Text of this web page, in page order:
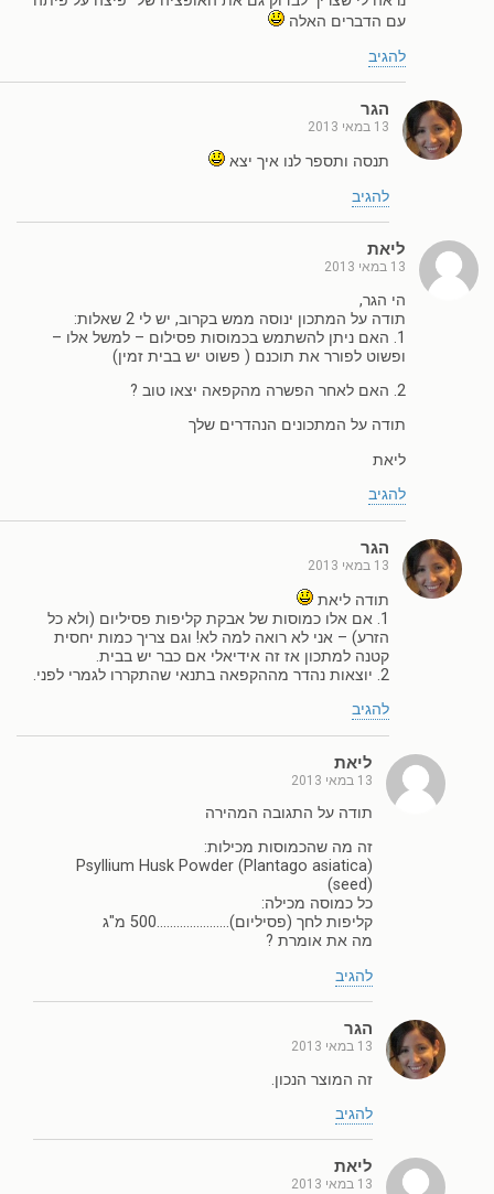
עם הדברים האלה
להגיב
הגר
13 במאי 2013
תנסה ותספר לנו איך יצא
להגיב
ליאת
13 במאי 2013
הי הגר,
תודה על המתכון ינוסה ממש בקרוב, יש לי 2 שאלות:
1. האם ניתן להשתמש בכמוסות פסילום – למשל אלו –
ופשוט לפורר את תוכנם ( פשוט יש בבית זמין)
2. האם לאחר הפשרה מהקפאה יצאו טוב ?
תודה על המתכונים הנהדרים שלך
ליאת
להגיב
הגר
13 במאי 2013
תודה ליאת
1. אם אלו כמוסות של אבקת קליפות פסיליום (ולא כל
הזרע) – אני לא רואה למה לא! וגם צריך כמות יחסית
קטנה למתכון אז זה אידיאלי אם כבר יש בבית.
2. יוצאות נהדר מההקפאה בתנאי שהתקררו לגמרי לפני.
להגיב
ליאת
13 במאי 2013
תודה על התגובה המהירה
זה מה שהכמוסות מכילות:
Psyllium Husk Powder (Plantago asiatica)
(seed)
כל כמוסה מכילה:
קליפות לחך (פסיליום)………………….500 מ"ג
מה את אומרת ?
להגיב
הגר
13 במאי 2013
זה המוצר הנכון.
להגיב
ליאת
13 במאי 2013